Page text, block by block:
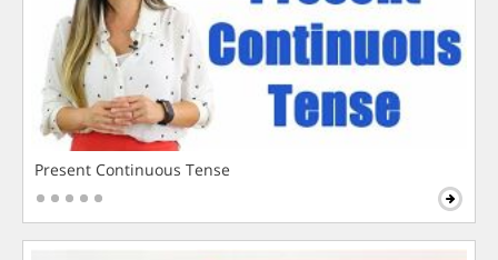
Present Continuous Tense